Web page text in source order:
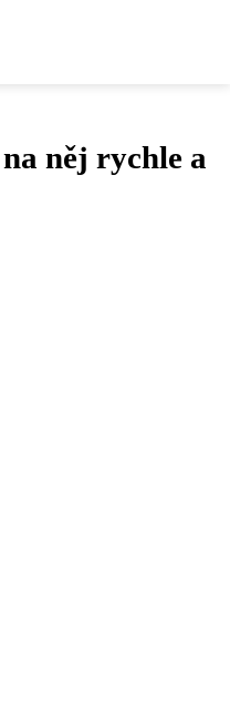
něj rychle a